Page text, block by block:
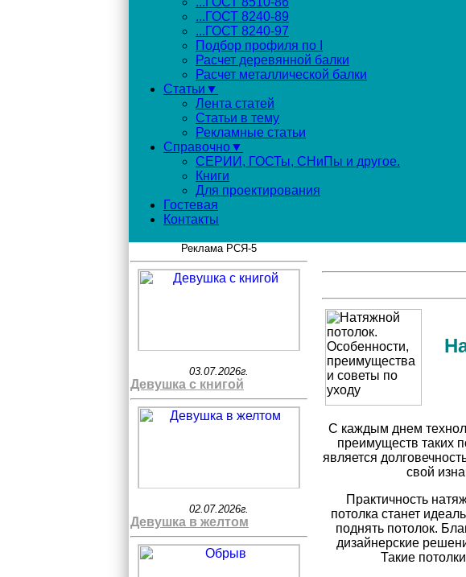
...ГОСТ 8240-89
...ГОСТ 8240-97
Подбор профиля по I
Расчет деревянной балки
Расчет металлической балки
Статьи▼
Лента статей
Статьи в тему
Рекламные статьи
Справочно▼
СЕРИИ, ГОСТы, СНиПы и другое.
Книги
Для проектирования
Гостевая
Контакты
С каждым днем
преимуществ таких
является
свой
Практичность
потолка станет
поднять потолок.
дизайнерские
Такие
Реклама РСЯ-5
03.07.2026г.
Девушка с книгой
02.07.2026г.
Девушка в желтом